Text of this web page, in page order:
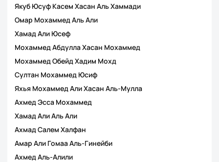
Якуб Юсуф Касем Хасан Аль Хаммади
Омар Мохаммед Аль Али
Хамад Али Юсеф
Мохаммед Абдулла Хасан Мохаммед
Мохаммед Обейд Хадим Мохд
Султан Мохаммед Юсиф
Яхья Мохаммед Али Хасан Аль-Мулла
Ахмед Эсса Мохаммед
Хамад Али Аль Али
Ахмад Салем Халфан
Амар Али Гомаа Аль-Гинейби
Ахмед Аль-Алили